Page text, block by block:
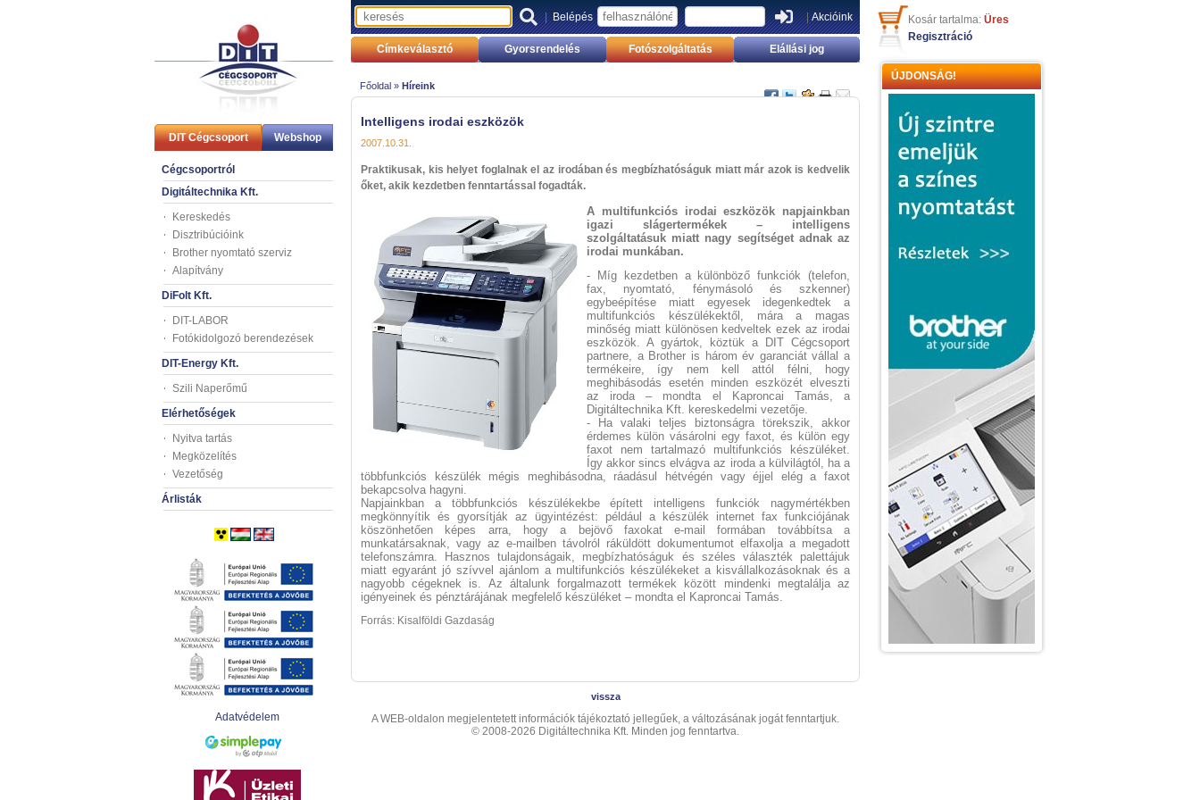
DIT Cégcsoport Webshop
Cégcsoportról
Digitáltechnika Kft.
Kereskedés
Disztribúcióink
Brother nyomtató szerviz
Alapítvány
DiFolt Kft.
DIT-LABOR
Fotókidolgozó berendezések
DIT-Energy Kft.
Szili Naperőmű
Elérhetőségek
Nyitva tartás
Megközelítés
Vezetőség
Árlisták
Adatvédelem
|Belépés |Akcióink
Címkeválasztó Gyorsrendelés Fotószolgáltatás Elállási jog
Főoldal » Híreink
Intelligens irodai eszközök
2007.10.31.
Praktikusak, kis helyet foglalnak el az irodában és megbízhatóságuk miatt már azok is kedvelik
őket, akik kezdetben fenntartással fogadták.
A multifunkciós irodai eszközök napjainkban
igazi slágertermékek – intelligens
szolgáltatásuk miatt nagy segítséget adnak az
irodai munkában.
- Míg kezdetben a különböző funkciók (telefon,
fax, nyomtató, fénymásoló és szkenner)
egybeépítése miatt egyesek idegenkedtek a
multifunkciós készülékektől, mára a magas
minőség miatt különösen kedveltek ezek az irodai
eszközök. A gyártok, köztük a DIT Cégcsoport
partnere, a Brother is három év garanciát vállal a
termékeire, így nem kell attól félni, hogy
meghibásodás esetén minden eszközét elveszti
az iroda – mondta el Kaproncai Tamás, a
Digitáltechnika Kft. kereskedelmi vezetője.
- Ha valaki teljes biztonságra törekszik, akkor
érdemes külön vásárolni egy faxot, és külön egy
faxot nem tartalmazó multifunkciós készüléket.
Így akkor sincs elvágva az iroda a külvilágtól, ha a
többfunkciós készülék mégis meghibásodna, ráadásul hétvégén vagy éjjel elég a faxot
bekapcsolva hagyni.
Napjainkban a többfunkciós készülékekbe épített intelligens funkciók nagymértékben
megkönnyítik és gyorsítják az ügyintézést: például a készülék internet fax funkciójának
köszönhetően képes arra, hogy a bejövő faxokat e-mail formában továbbítsa a
munkatársaknak, vagy az e-mailben távolról ráküldött dokumentumot elfaxolja a megadott
telefonszámra. Hasznos tulajdonságaik, megbízhatóságuk és széles választék palettájuk
miatt egyaránt jó szívvel ajánlom a multifunkciós készülékeket a kisvállalkozásoknak és a
nagyobb cégeknek is. Az általunk forgalmazott termékek között mindenki megtalálja az
igényeinek és pénztárájának megfelelő készüléket – mondta el Kaproncai Tamás.
Forrás: Kisalföldi Gazdaság
vissza
A WEB-oldalon megjelentetett információk tájékoztató jellegűek, a változásának jogát fenntartjuk.
© 2008-2026 Digitáltechnika Kft. Minden jog fenntartva.
Kosár tartalma: Üres
Regisztráció
ÚJDONSÁG!